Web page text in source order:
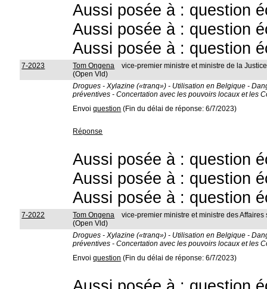
Aussi posée à : question
Aussi posée à : question
Aussi posée à : question
7-2023
Tom Ongena
(Open Vld)
vice-premier ministre et ministre de la
Drogues - Xylazine («tranq») - Utilisation en Belgique -
préventives - Concertation avec les pouvoirs locaux et les
Envoiquestion (Fin du délai de réponse: 6/7/2023)
Réponse
Aussi posée à : question
Aussi posée à : question
Aussi posée à : question
7-2022
Tom Ongena
(Open Vld)
vice-premier ministre et ministre des
Drogues - Xylazine («tranq») - Utilisation en Belgique -
préventives - Concertation avec les pouvoirs locaux et les
Envoiquestion (Fin du délai de réponse: 6/7/2023)